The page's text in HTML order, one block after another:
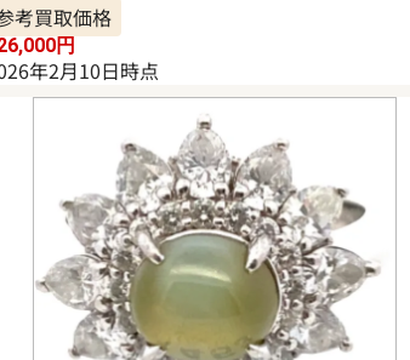
考買取価格
円
年2月10日時点